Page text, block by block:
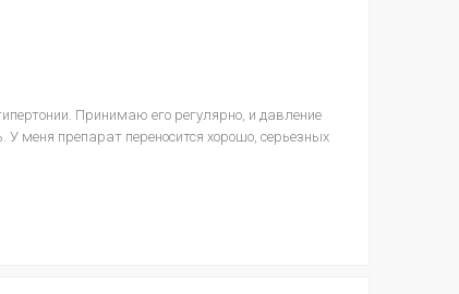
Принимаю его регулярно, и давление
меня препарат переносится хорошо, серьезных